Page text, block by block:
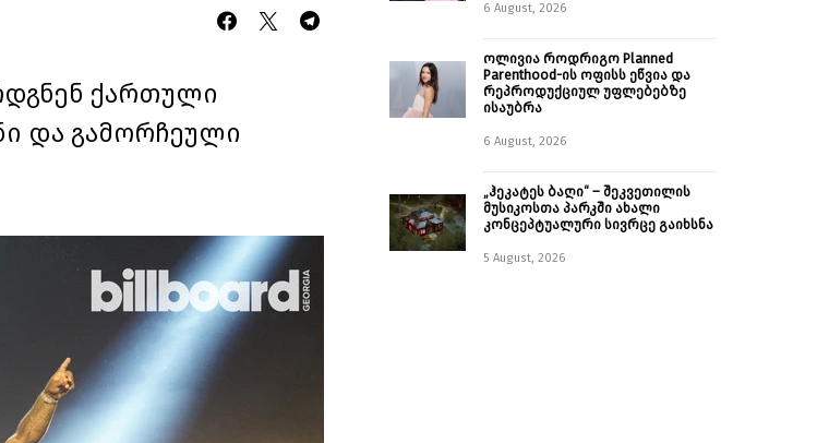
ქართული
და გამორჩეული
6 August, 2026
ოლივია როდრიგო Planned
Parenthood-ის ოფისს ეწვია და
რეპროდუქციულ უფლებებზე
ისაუბრა
6 August, 2026
„ჰეკატეს ბაღი“ – შეკვეთილის
მუსიკოსთა პარკში ახალი
კონცეპტუალური სივრცე გაიხსნა ￼
5 August, 2026